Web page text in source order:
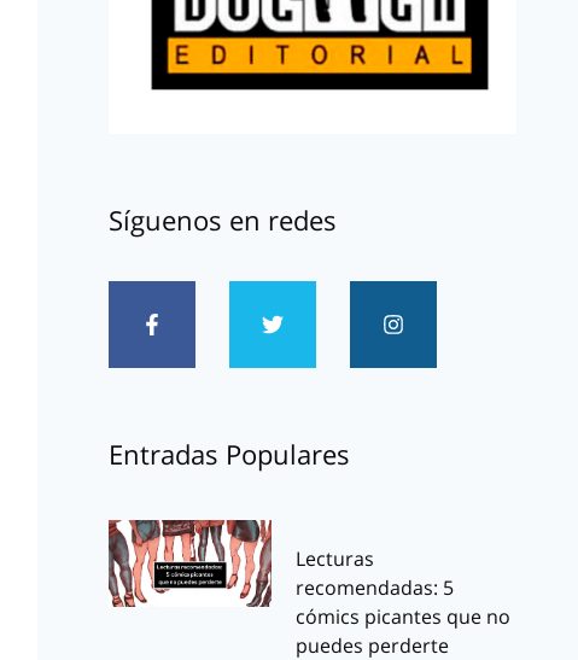
Síguenos en redes
Entradas Populares
Lecturas
recomendadas: 5
cómics picantes que no
puedes perderte